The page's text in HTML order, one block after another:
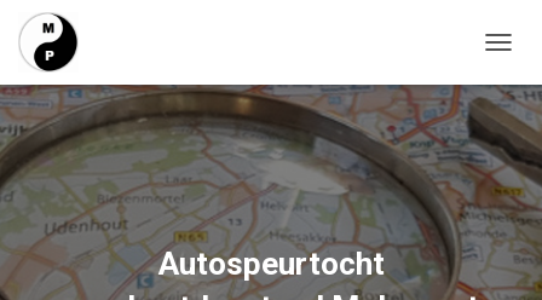
O
G
G
L
E
N
A
V
G
Autospeurtocht